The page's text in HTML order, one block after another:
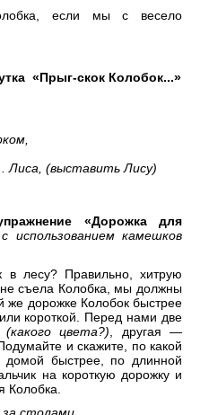
если мы с весело
«Прыг-скок Колобок...»
Лиса, (выставить Лису)
«Дорожка для
использованием камешков
в лесу? Правильно, хитрую
съела Колобка, мы должны
же дорожке Колобок быстрее
короткой. Перед нами две
(какого цвета?) , другая —
Подумайте и скажите, по какой
домой быстрее, по длинной
на короткую дорожку и
Колобка.